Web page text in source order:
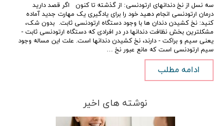
سه نسل از نخ دندانهای ارتودنسی: از گذشته تا کنون اگر قصد دارید
درمان ارتودنسی انجام دهید خود را برای یادگیری یک مهارت جدید آماده
کنید: نخ کشیدن دندان ها با وجود دستگاه ارتودنسی ثابت. بدون شک،
مشکلترین بخش نظافت دندانها در در افرادی که دستگاه ارتودنسی ثابت -
یعنی سیم و براکت - دارند، نخ کشیدن دندانها است. علت این مساله وجود
سیم ارتودنسی است که مانع عبور نخ …
ادامه مطلب
نوشته های اخیر